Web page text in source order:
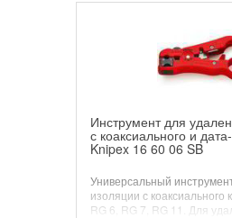
Инструмент для
с коаксиального и
Knipex 16 60 06 SB
Универсальный
изоляции с коаксиального
RG 6, RG 7, RG 11. Для